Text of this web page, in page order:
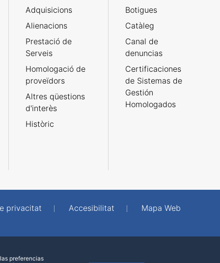
Adquisicions
Alienacions
Prestació de
Serveis
Homologació de
proveïdors
Altres qüestions
d'interès
Històric
Botigues
Catàleg
Canal de
denuncias
Certificaciones
de Sistemas de
Gestión
Homologados
privacitat Accesibilitat
Mapa Web
preferencias